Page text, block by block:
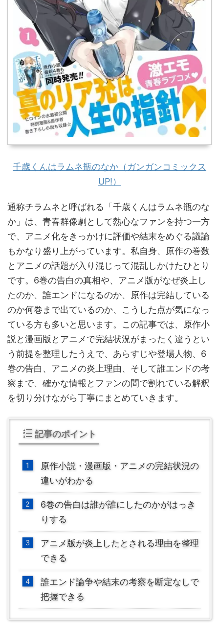
千歳くんはラムネ瓶のなか（ガンガンコミックス
UP!）
通称チラムネと呼ばれる「千歳くんはラムネ瓶のな
か」は、青春群像劇として熱心なファンを持つ一方
で、アニメ化をきっかけに評価や結末をめぐる議論
もかなり盛り上がっています。私自身、原作の巻数
とアニメの話題が入り混じって混乱しかけたひとり
です。6巻の告白の真相や、アニメ版がなぜ炎上し
たのか、誰エンドになるのか、原作は完結している
のか何巻まで出ているのか、こうした点が気になっ
ている方も多いと思います。この記事では、原作小
説と漫画版とアニメで完結状況がまったく違うとい
う前提を整理したうえで、あらすじや登場人物、6
巻の告白、アニメの炎上理由、そして誰エンドの考
察まで、確かな情報とファンの間で割れている解釈
を切り分けながら丁寧にまとめていきます。
記事のポイント
原作小説・漫画版・アニメの完結状況の
違いがわかる
6巻の告白は誰が誰にしたのかがはっき
りする
アニメ版が炎上したとされる理由を整理
できる
誰エンド論争や結末の考察を断定なしで
把握できる